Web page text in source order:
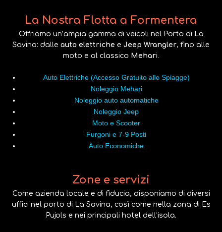
La Nostra Flotta a Formentera
Offriamo un’ampia gamma di veicoli nel Porto di La
Savina: dalle auto elettriche e Jeep Wrangler, fino alle
moto e al classico Mehari.
Auto Elettriche (Accesso Gratuito alle Spiagge)
Noleggio Mehari
Noleggio auto automatiche
Noleggio Jeep
Moto e Scooter
Furgoni e 7-9 Posti
Auto Economiche
Zone e servizi
Come azienda locale e di fiducia, disponiamo di diversi
uffici nel porto di La Savina, così come nella zona di Es
Pujols e nei principali hotel dell’isola.